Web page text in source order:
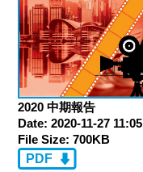
2020 中期報告
Date: 2020-11-27 11:05
File Size: 700KB
PDF